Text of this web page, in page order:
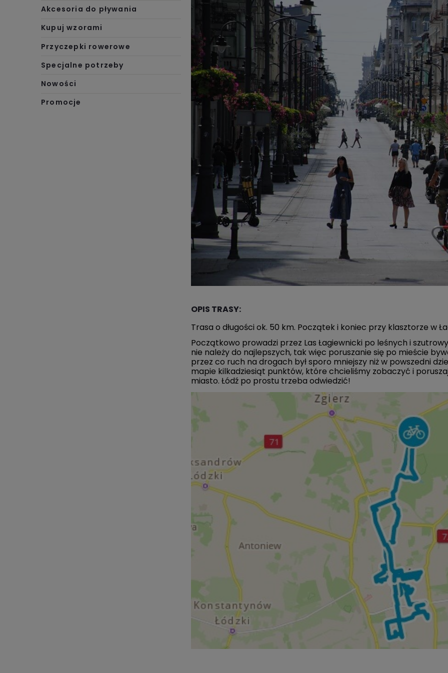
Akcesoria do pływania
Kupuj wzorami
Przyczepki rowerowe
Specjalne potrzeby
Nowości
Promocje
OPIS TRASY:
Trasa o długości ok. 50 km. Początek i koniec przy klasztorze w
Początkowo prowadzi przez Las Łagiewnicki po leśnych i
nie należy do najlepszych, tak więc poruszanie się po mieście
przez co ruch na drogach był sporo mniejszy niż w powszedni
mapie kilkadziesiąt punktów, które chcieliśmy zobaczyć i
miasto. Łódź po prostu trzeba odwiedzić!